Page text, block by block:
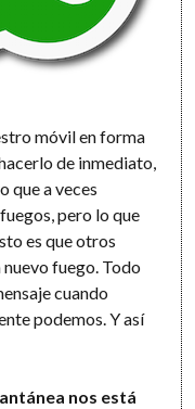
móvil en forma
de inmediato,
que a veces
pero lo que
es que otros
fuego. Todo
cuando
podemos. Y así
nos está